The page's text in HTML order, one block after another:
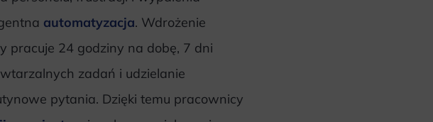
automatyzacja. Wdrożenie
pracuje 24 godziny na dobę, 7 dni
zadań i udzielanie
pytania. Dzięki temu pracownicy